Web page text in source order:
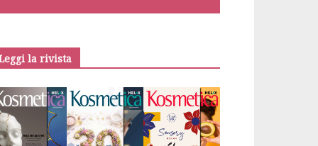
la rivista